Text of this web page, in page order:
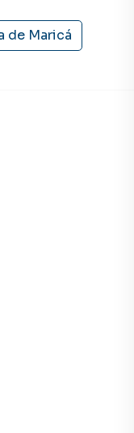
de fazer tudo
Nós
A RENATO
em diversas
ou alugar seu
imóveis em
aumenta muito
como
ou alugar seu
com um time de
e
de Maricá